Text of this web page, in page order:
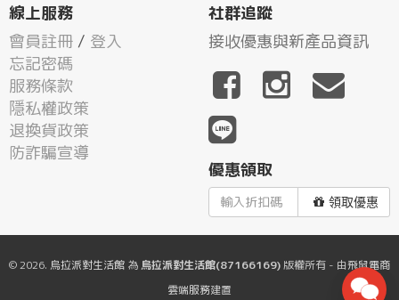
線上服務
會員註冊 / 登入
忘記密碼
服務條款
隱私權政策
退換貨政策
防詐騙宣導
社群追蹤
接收優惠與新產品資訊
優惠領取
領取優惠
© 2026. 烏拉派對生活館 為 烏拉派對生活館(87166169)版權所有 - 由飛鼠電商
雲端服務建置